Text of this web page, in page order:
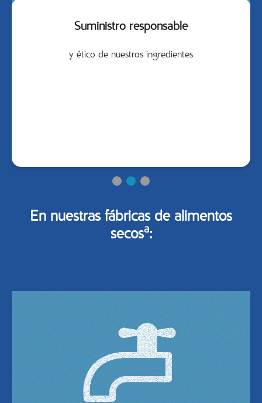
Suministro responsable
y ético de nuestros ingredientes
En nuestras fábricas de alimentos
secosa: